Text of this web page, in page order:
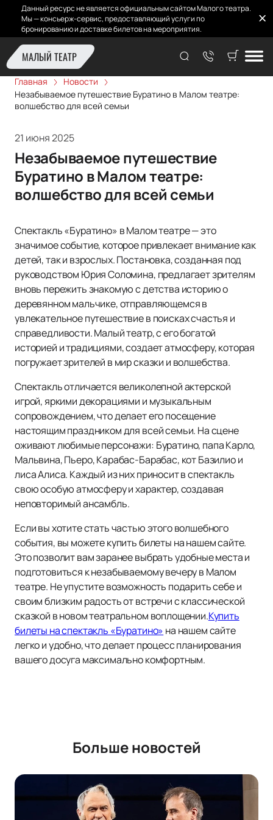
Данный ресурс не является официальным сайтом Малого театра.
Мы — консьерж-сервис, предоставляющий услуги по
бронированию и доставке билетов на мероприятия.
МАЛЫЙ ТЕАТР
Главная
Новости
Незабываемое путешествие Буратино в Малом театре:
волшебство для всей семьи
21 июня 2025
Незабываемое путешествие
Буратино в Малом театре:
волшебство для всей семьи
Спектакль «Буратино» в Малом театре — это
значимое событие, которое привлекает внимание как
детей, так и взрослых. Постановка, созданная под
руководством Юрия Соломина, предлагает зрителям
вновь пережить знакомую с детства историю о
деревянном мальчике, отправляющемся в
увлекательное путешествие в поисках счастья и
справедливости. Малый театр, с его богатой
историей и традициями, создает атмосферу, которая
погружает зрителей в мир сказки и волшебства.
Спектакль отличается великолепной актерской
игрой, яркими декорациями и музыкальным
сопровождением, что делает его посещение
настоящим праздником для всей семьи. На сцене
оживают любимые персонажи: Буратино, папа Карло,
Мальвина, Пьеро, Карабас-Барабас, кот Базилио и
лиса Алиса. Каждый из них приносит в спектакль
свою особую атмосферу и характер, создавая
неповторимый ансамбль.
Если вы хотите стать частью этого волшебного
события, вы можете купить билеты на нашем сайте.
Это позволит вам заранее выбрать удобные места и
подготовиться к незабываемому вечеру в Малом
театре. Не упустите возможность подарить себе и
своим близким радость от встречи с классической
сказкой в новом театральном воплощении.Купить
билеты на спектакль «Буратино» на нашем сайте
легко и удобно, что делает процесс планирования
вашего досуга максимально комфортным.
Больше новостей